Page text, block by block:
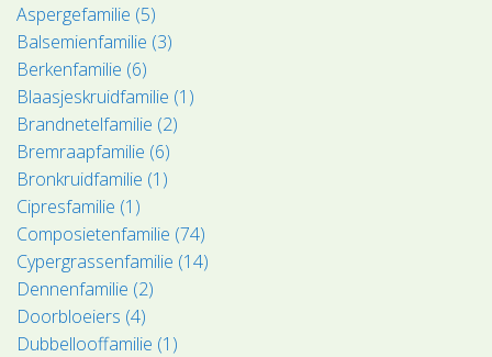
Aspergefamilie (5)
Balsemienfamilie (3)
Berkenfamilie (6)
Blaasjeskruidfamilie (1)
Brandnetelfamilie (2)
Bremraapfamilie (6)
Bronkruidfamilie (1)
Cipresfamilie (1)
Composietenfamilie (74)
Cypergrassenfamilie (14)
Dennenfamilie (2)
Doorbloeiers (4)
Dubbellooffamilie (1)